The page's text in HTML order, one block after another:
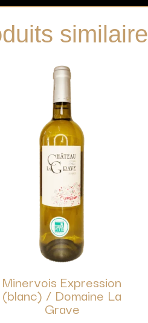
Minervois Expression
(blanc) / Domaine La
Grave